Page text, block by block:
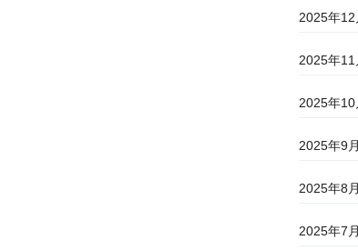
2025年12
2025年11
2025年10
2025年9月
2025年8月
2025年7月